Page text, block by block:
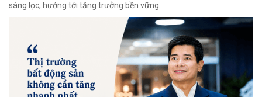
sàng lọc, hướng tới tăng trưởng bền vững.